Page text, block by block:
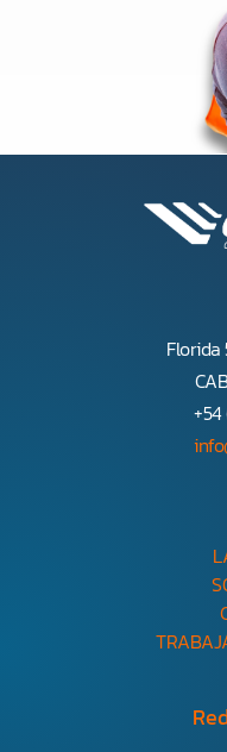
Florida
+54